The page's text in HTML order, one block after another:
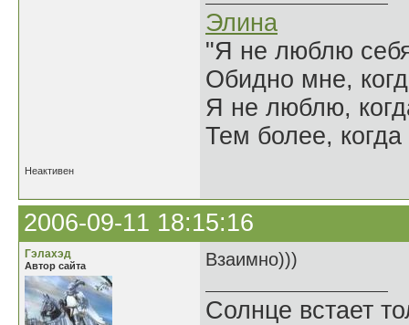
Элина
"Я не люблю
Обидно мне,
Я не люблю,
Тем более,
Неактивен
2006-09-11 18:15:16
Гэлахэд
Автор сайта Взаимно)))
Солнце встает